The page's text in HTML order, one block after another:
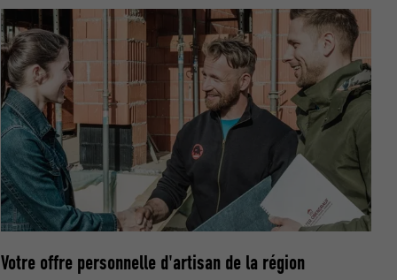
Votre offre personnelle d'artisan de la région
le
les
cela les
des